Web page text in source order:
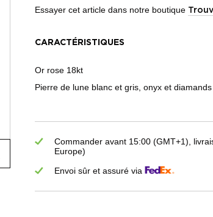
Essayer cet article dans notre boutique
CARACTÉRISTIQUES
Or rose 18kt
Pierre de lune blanc et gris, onyx et diamands
Commander avant 15:00 (GMT+1),
Europe)
Envoi sûr et assuré via